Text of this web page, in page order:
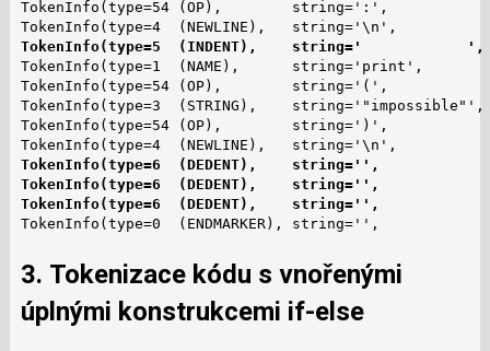
TokenInfo(type=54 (OP),        string=':',
TokenInfo(type=5  (INDENT),    string='
TokenInfo(type=1  (NAME),      string='print',
TokenInfo(type=54 (OP),        string='(',
TokenInfo(type=3  (STRING),
TokenInfo(type=54 (OP),        string=')',
TokenInfo(type=6  (DEDENT),    string='',
TokenInfo(type=6  (DEDENT),    string='',
TokenInfo(type=6  (DEDENT),    string='',
TokenInfo(type=0  (ENDMARKER), string='',
3. Tokenizace kódu s vnořenými
úplnými konstrukcemi if-else